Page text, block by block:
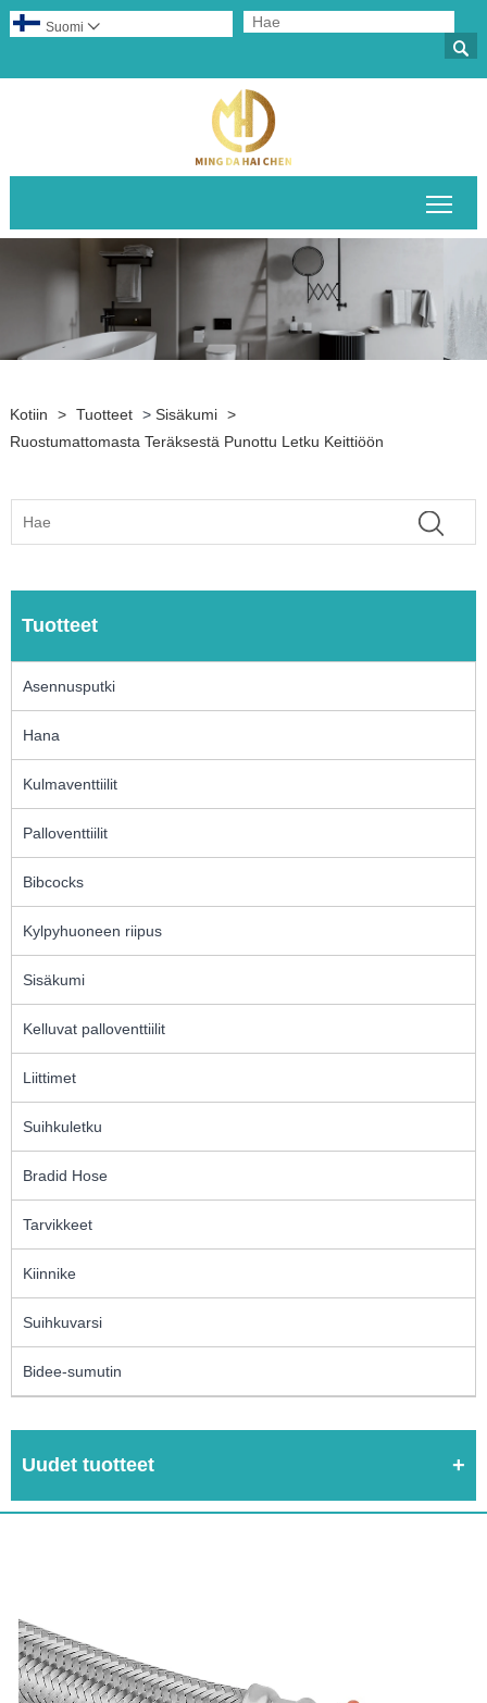

Suomi 
Kotiin > Tuotteet > Sisäkumi >
Ruostumattomasta Teräksestä Punottu Letku Keittiöön
Tuotteet
Asennusputki
Hana
Kulmaventtiilit
Palloventtiilit
Bibcocks
Kylpyhuoneen riipus
Sisäkumi
Kelluvat palloventtiilit
Liittimet
Suihkuletku
Bradid Hose
Tarvikkeet
Kiinnike
Suihkuvarsi
Bidee-sumutin
Uudet tuotteet